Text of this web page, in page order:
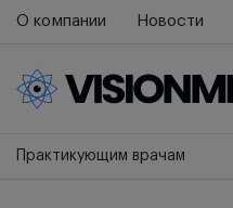
О компании Новости
Практикующим врачам